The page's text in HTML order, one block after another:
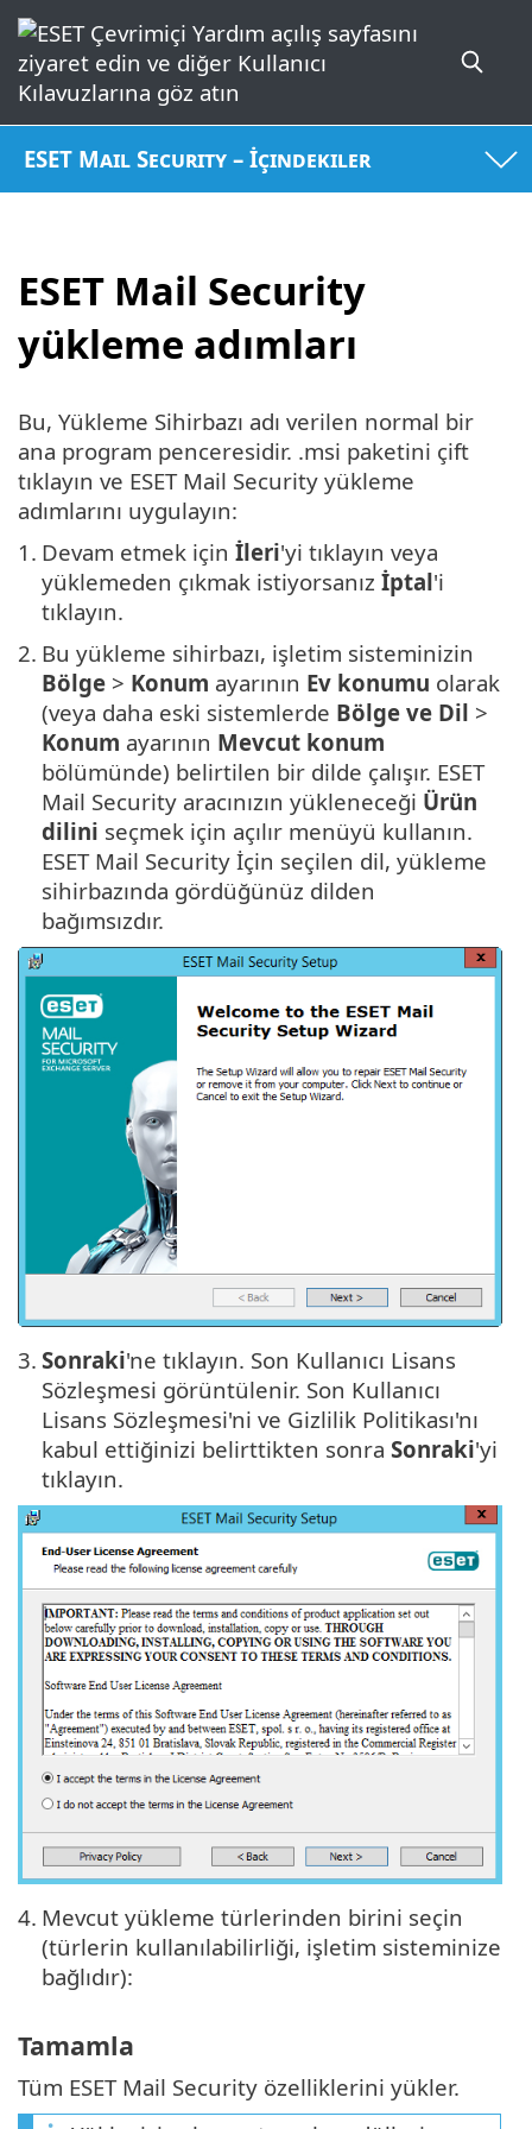
ESET Mail Security – İçindekiler
ESET Mail Security
yükleme adımları
Bu, Yükleme Sihirbazı adı verilen normal bir
ana program penceresidir. .msi paketini çift
tıklayın ve ESET Mail Security yükleme
adımlarını uygulayın:
1. Devam etmek için İleri'yi tıklayın veya
yüklemeden çıkmak istiyorsanız İptal'i
tıklayın.
2. Bu yükleme sihirbazı, işletim sisteminizin
Bölge > Konum ayarının Ev konumu olarak
(veya daha eski sistemlerde Bölge ve Dil >
Konum ayarının Mevcut konum
bölümünde) belirtilen bir dilde çalışır. ESET
Mail Security aracınızın yükleneceği Ürün
dilini seçmek için açılır menüyü kullanın.
ESET Mail Security İçin seçilen dil, yükleme
sihirbazında gördüğünüz dilden
bağımsızdır.
3. Sonraki'ne tıklayın. Son Kullanıcı Lisans
Sözleşmesi görüntülenir. Son Kullanıcı
Lisans Sözleşmesi'ni ve Gizlilik Politikası'nı
kabul ettiğinizi belirttikten sonra Sonraki'yi
tıklayın.
4. Mevcut yükleme türlerinden birini seçin
(türlerin kullanılabilirliği, işletim sisteminize
bağlıdır):
Tamamla
Tüm ESET Mail Security özelliklerini yükler.